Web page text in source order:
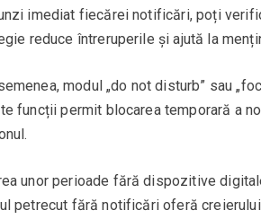
imediat fiecărei notificări, poți
reduce întreruperile și ajută la
modul „do not disturb” sau
funcții permit blocarea temporară a
unor perioade fără dispozitive
petrecut fără notificări oferă